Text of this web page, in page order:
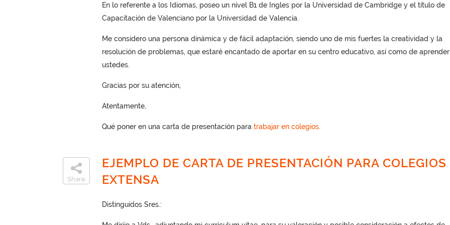
En lo referente a los Idiomas, poseo un nivel B1 de Ingles por la Universidad de Cambridge y el título de
Capacitación de Valenciano por la Universidad de Valencia.
Me considero una persona dinámica y de fácil adaptación, siendo uno de mis fuertes la creatividad y la
resolución de problemas, que estaré encantado de aportar en su centro educativo, así como de
ustedes.
Gracias por su atención,
Atentamente,
Qué poner en una carta de presentación para trabajar en colegios.
Share
EJEMPLO DE CARTA DE PRESENTACIÓN PARA COLEGIOS
EXTENSA
Distinguidos Sres.: